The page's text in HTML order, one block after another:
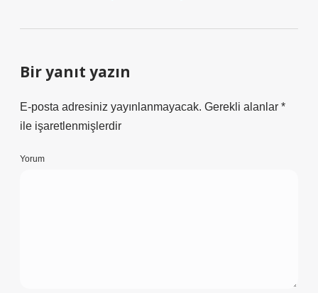
Bir yanıt yazın
E-posta adresiniz yayınlanmayacak. Gerekli alanlar *
ile işaretlenmişlerdir
Yorum